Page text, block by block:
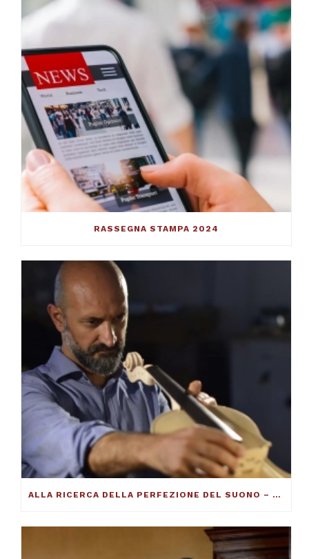
RASSEGNA STAMPA 2024
ALLA RICERCA DELLA PERFEZIONE DEL SUONO – FRANCESCO TOTO VIOLINMAKER – ARTICOLO SU THE DUCKER MAGAZINE